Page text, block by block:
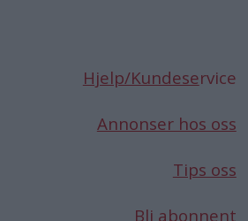
Hjelp/Kundeservice
Annonser hos oss
Tips oss
Bli abonnent